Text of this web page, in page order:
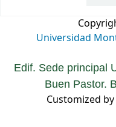
Universidad
Edif. Sede principal
Buen Pastor.
Customized